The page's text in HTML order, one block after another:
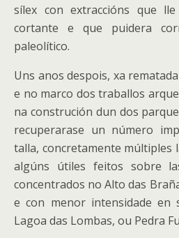
sílex con extraccións que
cortante e que puidera
paleolítico.
Uns anos despois, xa
e no marco dos traballos
na construción dun dos
recuperarase un número
talla, concretamente múltiples
algúns útiles feitos sobre
concentrados no Alto das
e con menor intensidade en
Lagoa das Lombas, ou Pedra